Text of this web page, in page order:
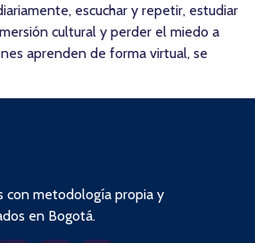
escuchar y repetir, estudiar
cultural y perder el miedo a
aprenden de forma virtual, se
con metodología propia y
en Bogotá.